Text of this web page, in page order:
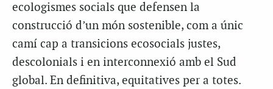
ecologismes socials que defensen la
construcció d’un món sostenible, com a únic
camí cap a transicions ecosocials justes,
descolonials i en interconnexió amb el Sud
global. En definitiva, equitatives per a totes.